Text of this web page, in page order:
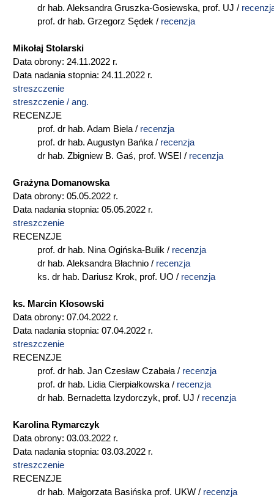
dr hab. Aleksandra Gruszka-Gosiewska, prof. UJ /
prof. dr hab. Grzegorz Sędek / recenzja
Mikołaj Stolarski
Data obrony: 24.11.2022 r.
Data nadania stopnia: 24.11.2022 r.
streszczenie
streszczenie / ang.
RECENZJE
prof. dr hab. Adam Biela / recenzja
prof. dr hab. Augustyn Bańka / recenzja
dr hab. Zbigniew B. Gaś, prof. WSEI / recenzja
Grażyna Domanowska
Data obrony: 05.05.2022 r.
Data nadania stopnia: 05.05.2022 r.
streszczenie
RECENZJE
prof. dr hab. Nina Ogińska-Bulik / recenzja
dr hab. Aleksandra Błachnio / recenzja
ks. dr hab. Dariusz Krok, prof. UO / recenzja
ks. Marcin Kłosowski
Data obrony: 07.04.2022 r.
Data nadania stopnia: 07.04.2022 r.
streszczenie
RECENZJE
prof. dr hab. Jan Czesław Czabała / recenzja
prof. dr hab. Lidia Cierpiałkowska / recenzja
dr hab. Bernadetta Izydorczyk, prof. UJ / recenzja
Karolina Rymarczyk
Data obrony: 03.03.2022 r.
Data nadania stopnia: 03.03.2022 r.
streszczenie
RECENZJE
dr hab. Małgorzata Basińska prof. UKW / recenzja